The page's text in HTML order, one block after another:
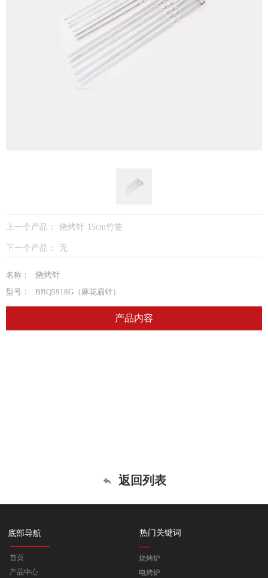
上一个产品： 烧烤针 15cm竹签
下一个产品： 无
名称：
烧烤针
型号：
BBQ5918G（麻花扁针）
产品内容
返回列表
底部导航
首页
产品中心
热门关键词
烧烤炉
电烤炉